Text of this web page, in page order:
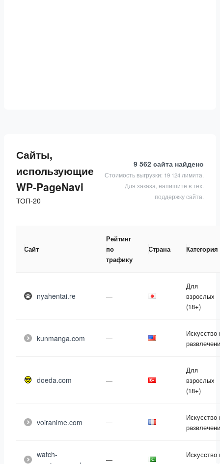
Сайты,
использующие
WP-PageNavi
ТОП-20
9 562 сайта найдено
Стоимость выгрузки: 19 124 лимита.
Для заказа, напишите в тех.
поддержку сайта.
Сайт
Рейтинг
по
трафику
Страна Категория
nyahentai.re —
Для
взрослых
(18+)
kunmanga.com —
Искусство
doeda.com —
Для
взрослых
(18+)
voiranime.com —
Искусство
watch-
—
Искусство